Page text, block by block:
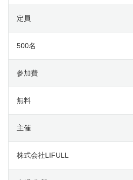
定員
500名
参加費
無料
主催
株式会社LIFULL